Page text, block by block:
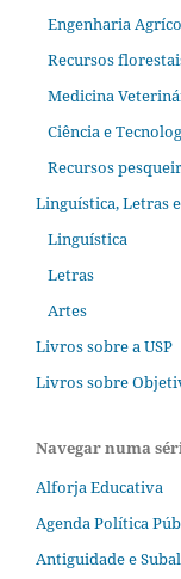
Engenharia
Recursos
Medicina
Ciência e
Recursos
Linguística, Letras
Linguística
Letras
Artes
Livros sobre a USP
Livros sobre
Navegar numa
Alforja Educativa
Agenda Política
Antiguidade e